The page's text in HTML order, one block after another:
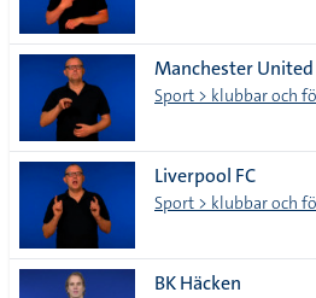
Manchester United
Sport > klubbar och
Liverpool FC
Sport > klubbar och
BK Häcken